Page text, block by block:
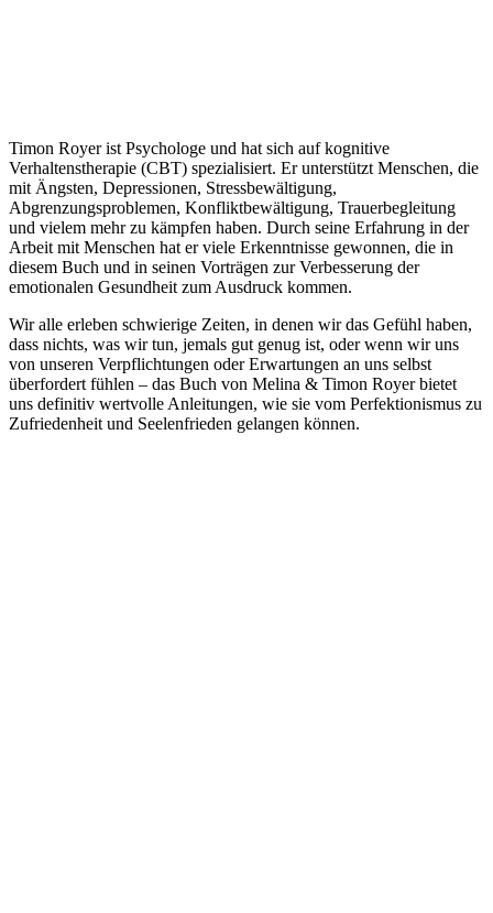
Timon Royer ist Psychologe und hat sich auf kognitive
Verhaltenstherapie (CBT) spezialisiert. Er unterstützt Menschen, die
mit Ängsten, Depressionen, Stressbewältigung,
Abgrenzungsproblemen, Konfliktbewältigung, Trauerbegleitung
und vielem mehr zu kämpfen haben. Durch seine Erfahrung in der
Arbeit mit Menschen hat er viele Erkenntnisse gewonnen, die in
diesem Buch und in seinen Vorträgen zur Verbesserung der
emotionalen Gesundheit zum Ausdruck kommen.
Wir alle erleben schwierige Zeiten, in denen wir das Gefühl haben,
dass nichts, was wir tun, jemals gut genug ist, oder wenn wir uns
von unseren Verpflichtungen oder Erwartungen an uns selbst
überfordert fühlen – das Buch von Melina & Timon Royer bietet
uns definitiv wertvolle Anleitungen, wie sie vom Perfektionismus zu
Zufriedenheit und Seelenfrieden gelangen können.